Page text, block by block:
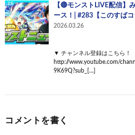
【🔴モンストLIVE配信】
ース！| #283【このすばコ
2026.03.26
▼ チャンネル登録はこちら！
http://www.youtube.com/
9K69Q?sub_[…]
コメントを書く